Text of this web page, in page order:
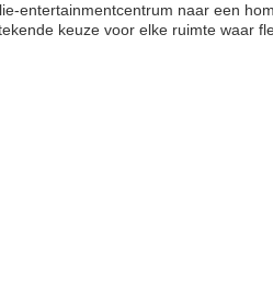
entertainmentcentrum naar een
keuze voor elke ruimte waar